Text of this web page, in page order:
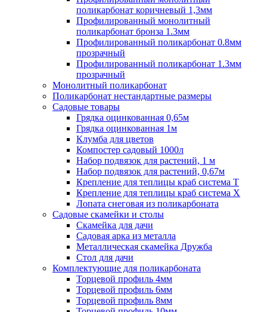
поликарбонат коричневый 1,3мм
Профилированный монолитный
поликарбонат бронза 1.3мм
Профилированный поликарбонат 0.8мм
прозрачный
Профилированный поликарбонат 1.3мм
прозрачный
Монолитный поликарбонат
Поликарбонат нестандартные размеры
Садовые товары
Грядка оцинкованная 0,65м
Грядка оцинкованная 1м
Клумба для цветов
Компостер садовый 1000л
Набор подвязок для растений, 1 м
Набор подвязок для растений, 0,67м
Крепление для теплицы краб система Т
Крепление для теплицы краб система Х
Лопата снеговая из поликарбоната
Садовые скамейки и столы
Скамейка для дачи
Садовая арка из металла
Металлическая скамейка Дружба
Стол для дачи
Комплектующие для поликарбоната
Торцевой профиль 4мм
Торцевой профиль 6мм
Торцевой профиль 8мм